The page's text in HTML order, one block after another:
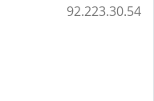
92.223.30.54